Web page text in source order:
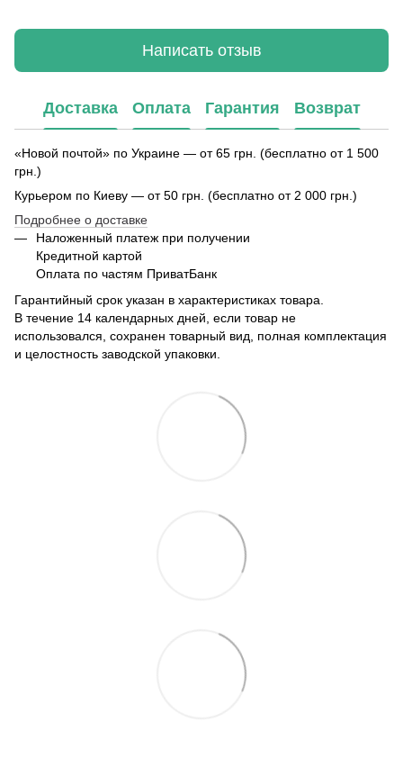
Написать отзыв
Доставка Оплата Гарантия Возврат
«Новой почтой» по Украине — от 65 грн. (бесплатно от 1 500
грн.)
Курьером по Киеву — от 50 грн. (бесплатно от 2 000 грн.)
Подробнее о доставке
Наложенный платеж при получении
Кредитной картой
Оплата по частям ПриватБанк
Гарантийный срок указан в характеристиках товара.
В течение 14 календарных дней, если товар не
использовался, сохранен товарный вид, полная комплектация
и целостность заводской упаковки.